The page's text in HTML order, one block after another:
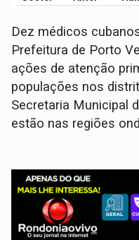
Dez médicos
Prefeitura de Porto
ações de atenção
populações nos
Secretaria Municipal
estão nas regiões